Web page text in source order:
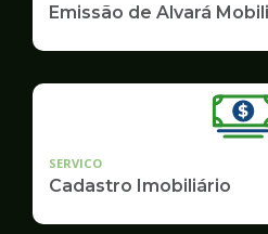
Emissão de Alvará
SERVICO
Cadastro Imobiliário